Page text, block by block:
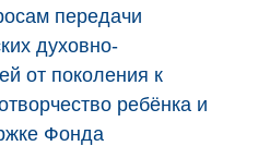
передачи
духовно-
от поколения к
ребёнка и
Фонда